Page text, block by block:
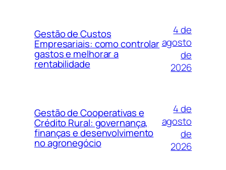
Gestão de Custos
Empresariais: como controlar
gastos e melhorar a
rentabilidade
4 de
agosto
de
2026
Gestão de Cooperativas e
Crédito Rural: governança,
finanças e desenvolvimento
no agronegócio
4 de
agosto
de
2026